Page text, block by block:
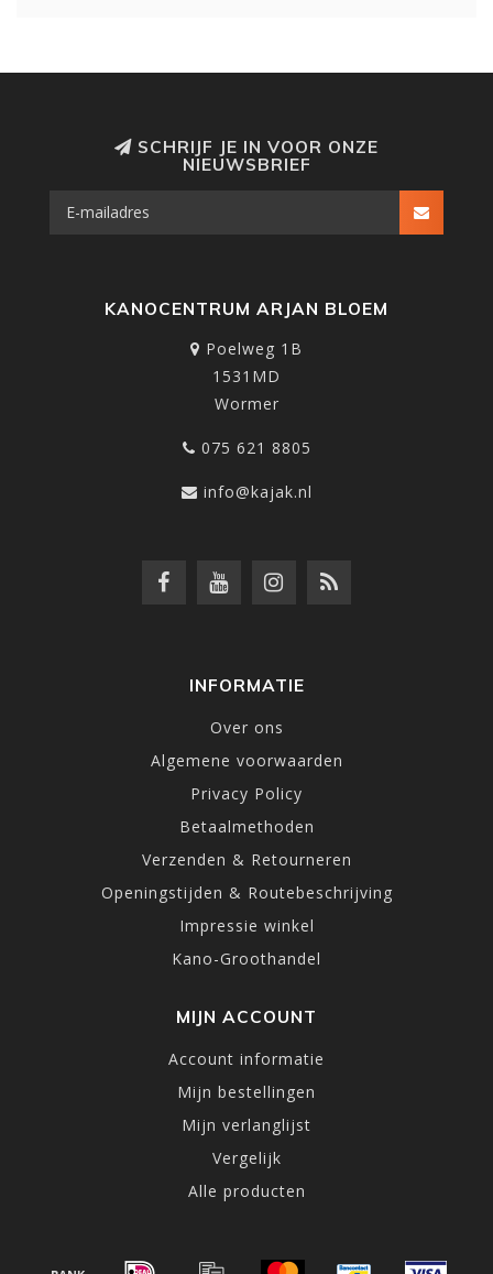
SCHRIJF JE IN VOOR ONZE
NIEUWSBRIEF
KANOCENTRUM ARJAN BLOEM
Poelweg 1B
1531MD
Wormer
075 621 8805
info@kajak.nl
INFORMATIE
Over ons
Algemene voorwaarden
Privacy Policy
Betaalmethoden
Verzenden & Retourneren
Openingstijden & Routebeschrijving
Impressie winkel
Kano-Groothandel
MIJN ACCOUNT
Account informatie
Mijn bestellingen
Mijn verlanglijst
Vergelijk
Alle producten